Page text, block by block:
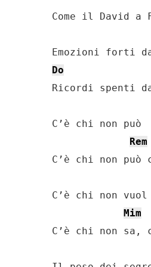
Come il David a
Do
Ricordi spеnti
C’è chi non può
Rem
C’è chi non può
C’è chi non
Mim
C’è chi non sa,